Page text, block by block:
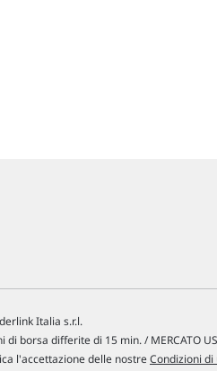
Italia s.r.l.
di borsa differite di 15 min. / MERCATO
l'accettazione delle nostreCondizioni di